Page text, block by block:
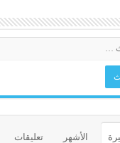
الأشهر تعليقات